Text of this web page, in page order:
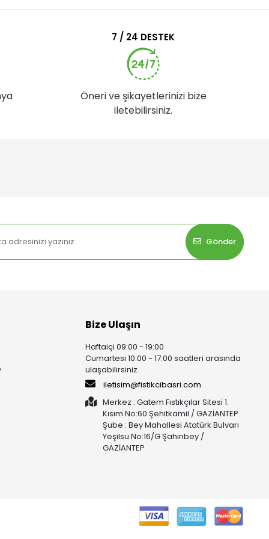
7 / 24 DESTEK
Öneri ve şikayetlerinizi bize
iletebilirsiniz.
Gönder
Bize Ulaşın
Haftaiçi 09:00 - 19:00
Cumartesi 10:00 - 17:00 saatleri arasında
ulaşabilirsiniz.
iletisim@fistikcibasri.com
Merkez : Gatem Fıstıkçılar Sitesi 1.
Kısım No:60 Şehitkamil / GAZİANTEP
Şube : Bey Mahallesi Atatürk Bulvarı
Yeşilsu No:16/G Şahinbey /
GAZİANTEP